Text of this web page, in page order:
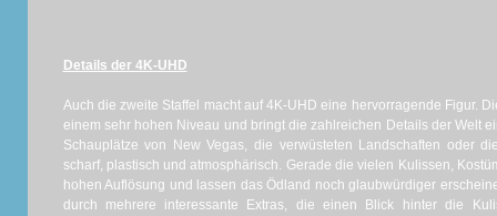
Details der 4K-UHD
Auch die zweite Staffel macht auf 4K-UHD eine hervorragende Figur.
einem sehr hohen Niveau und bringt die zahlreichen Details der Welt
Schauplätze von New Vegas, die verwüsteten Landschaften oder
scharf, plastisch und atmosphärisch. Gerade die vielen Kulissen,
hohen Auflösung und lassen das Ödland noch glaubwürdiger
durch mehrere interessante Extras, die einen Blick hinter die